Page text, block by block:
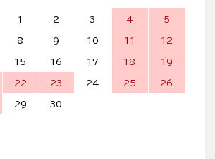
1 2 3 4 5
8 9 10 11 12
15 16 17 18 19
22 23 24 25 26
29 30